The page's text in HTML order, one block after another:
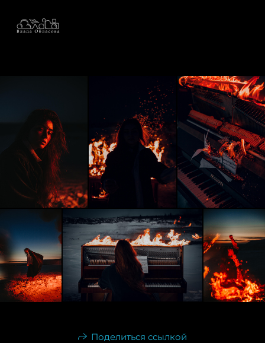
Поделиться ссылкой